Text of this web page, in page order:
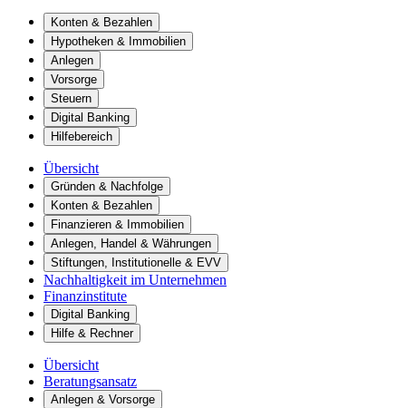
Konten & Bezahlen
Hypotheken & Immobilien
Anlegen
Vorsorge
Steuern
Digital Banking
Hilfebereich
Übersicht
Gründen & Nachfolge
Konten & Bezahlen
Finanzieren & Immobilien
Anlegen, Handel & Währungen
Stiftungen, Institutionelle & EVV
Nachhaltigkeit im Unternehmen
Finanzinstitute
Digital Banking
Hilfe & Rechner
Übersicht
Beratungsansatz
Anlegen & Vorsorge